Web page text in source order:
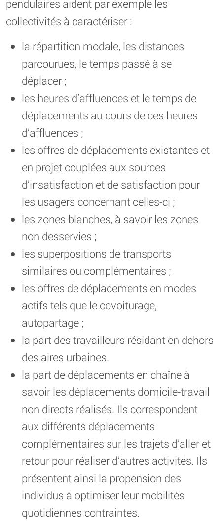
pendulaires aident par exemple les
collectivités à caractériser :
la répartition modale, les distances
parcourues, le temps passé à se
déplacer ;
les heures d’affluences et le temps de
déplacements au cours de ces heures
d’affluences ;
les offres de déplacements existantes et
en projet couplées aux sources
d’insatisfaction et de satisfaction pour
les usagers concernant celles-ci ;
les zones blanches, à savoir les zones
non desservies ;
les superpositions de transports
similaires ou complémentaires ;
les offres de déplacements en modes
actifs tels que le covoiturage,
autopartage ;
la part des travailleurs résidant en dehors
des aires urbaines.
la part de déplacements en chaîne à
savoir les déplacements domicile-travail
non directs réalisés. Ils correspondent
aux différents déplacements
complémentaires sur les trajets d’aller et
retour pour réaliser d’autres activités. Ils
présentent ainsi la propension des
individus à optimiser leur mobilités
quotidiennes contraintes.